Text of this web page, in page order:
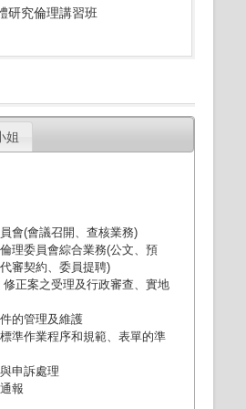
研究倫理講習班
姐
會(會議召開、查核業務)
理委員會綜合業務(公文、預
審契約、委員提聘)
正案之受理及行政審查、實地
的管理及維護
準作業程序和規範、表單的準
申訴處理
報